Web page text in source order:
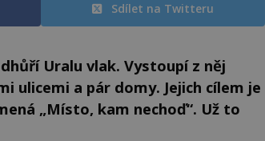
Sdílet na Twitteru
Uralu vlak. Vystoupí z něj
ulicemi a pár domy. Jejich cílem je
„Místo, kam nechoď“. Už to